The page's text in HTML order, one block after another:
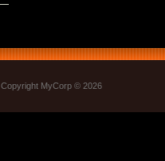
Copyright MyCorp © 2026